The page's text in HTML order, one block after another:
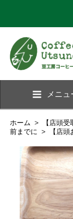
メニュ
ホーム >
【店頭
前までに
> 【店